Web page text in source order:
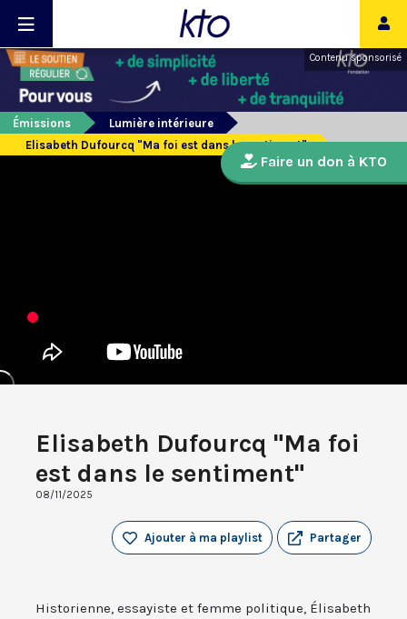
Contenu sponsorisé
Émissions
Lumière intérieure
Elisabeth Dufourcq "Ma foi est dans le sentiment"
Elisabeth Dufourcq "Ma foi
est dans le sentiment"
08/11/2025
Partager
Ajouter à ma playlist
Historienne, essayiste et femme politique, Élisabeth
Faire un don à KTO